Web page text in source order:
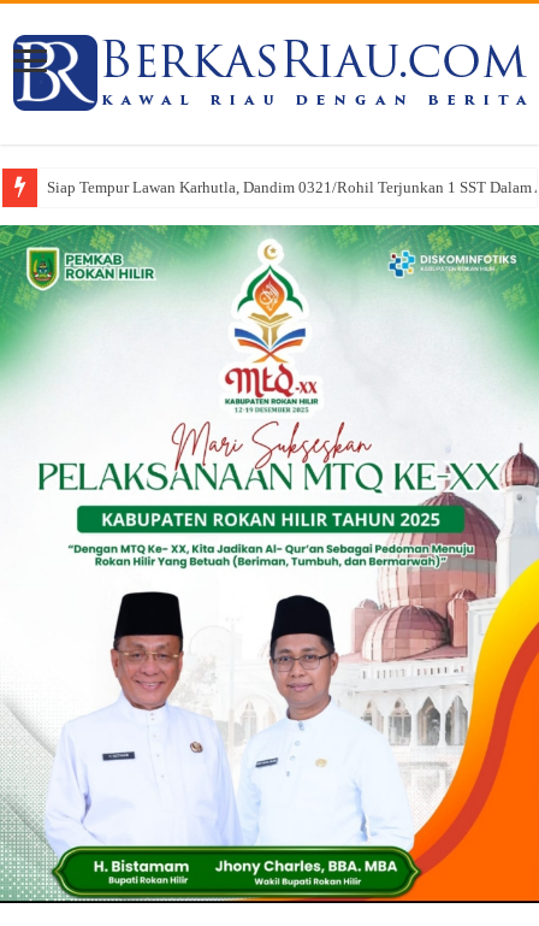
Siap Tempur Lawan Karhutla, Dandim 0321/Rohil Terjunkan 1 SST Dalam